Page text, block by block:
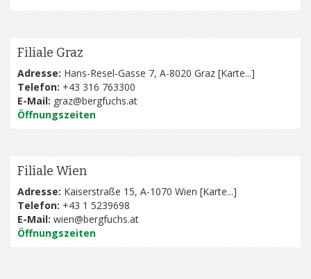
Filiale Graz
Adresse: Hans-Resel-Gasse 7, A-8020 Graz [Karte...]
Telefon: +43 316 763300
E-Mail: graz@bergfuchs.at
Öffnungszeiten
Filiale Wien
Adresse: Kaiserstraße 15, A-1070 Wien [Karte...]
Telefon: +43 1 5239698
E-Mail: wien@bergfuchs.at
Öffnungszeiten